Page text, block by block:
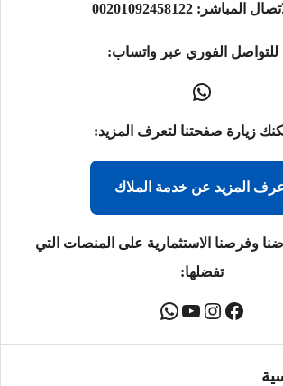
المباشر: 00201092458122
للتواصل الفوري عبر واتساب:
زيارة صفحتنا لتعرف المزيد:
المزيد عن خدمة الملاك
وفرصنا الاستثمارية على المنصات التي
تفضلها: